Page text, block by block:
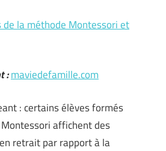
de la méthode Montessori et
:maviedefamille.com
: certains élèves formés
affichent des
retrait par rapport à la